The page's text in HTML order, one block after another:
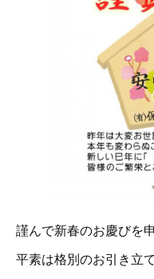
謹んで新春のお慶びを
平素は格別のお引き立